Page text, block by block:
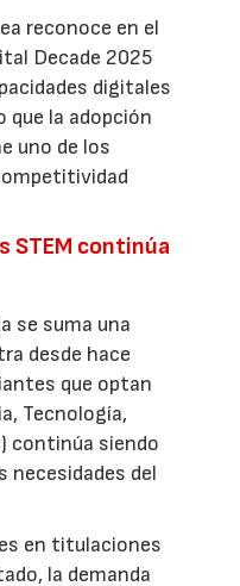
reconoce en el
Decade 2025
digitales
que la adopción
uno de los
STEM continúa
se suma una
desde hace
que optan
Tecnología,
continúa siendo
necesidades del
en titulaciones
la demanda